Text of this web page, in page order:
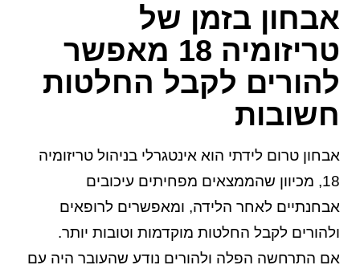
אבחון בזמן של
טריזומיה 18 מאפשר
להורים לקבל החלטות
חשובות
אבחון טרום לידתי הוא אינטגרלי בניהול טריזומיה
18, מכיוון שהממצאים מפחיתים עיכובים
אבחנתיים לאחר הלידה, ומאפשרים לרופאים
ולהורים לקבל החלטות מוקדמות וטובות יותר.
אם התרחשה הפלה ולהורים נודע שהעובר היה עם